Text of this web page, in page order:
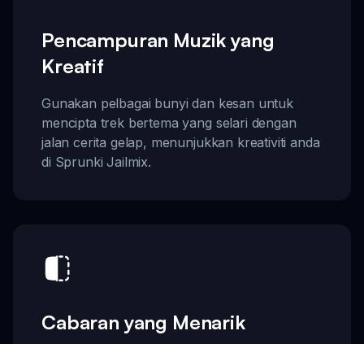
Pencampuran Muzik yang
Kreatif
Gunakan pelbagai bunyi dan kesan untuk
mencipta trek bertema yang selari dengan
jalan cerita gelap, menunjukkan kreativiti anda
di Sprunki Jailmix.
Cabaran yang Menarik